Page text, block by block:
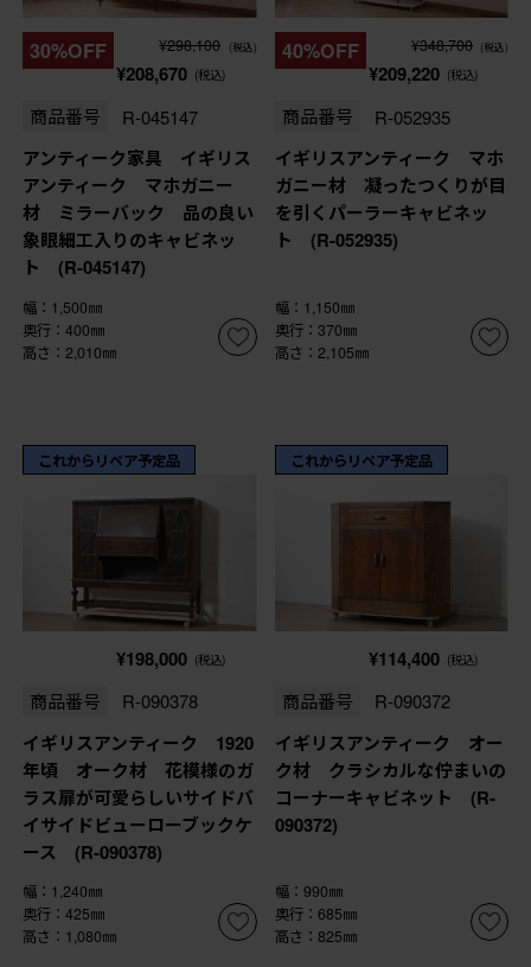
30%OFF ¥298,100 (税込)
¥208,670 (税込)
商品番号 R-045147
アンティーク家具 イギリス
アンティーク マホガニー
材 ミラーバック 品の良い
象眼細工入りのキャビネッ
ト (R-045147)
幅：1,500㎜
奥行：400㎜
高さ：2,010㎜
40%OFF ¥348,700 (税込)
¥209,220 (税込)
商品番号 R-052935
イギリスアンティーク マホ
ガニー材 凝ったつくりが目
を引くパーラーキャビネッ
ト (R-052935)
幅：1,150㎜
奥行：370㎜
高さ：2,105㎜
これからリペア予定品
¥198,000 (税込)
商品番号 R-090378
イギリスアンティーク 1920
年頃 オーク材 花模様のガ
ラス扉が可愛らしいサイドバ
イサイドビューローブックケ
ース (R-090378)
幅：1,240㎜
奥行：425㎜
高さ：1,080㎜
これからリペア予定品
¥114,400 (税込)
商品番号 R-090372
イギリスアンティーク オー
ク材 クラシカルな佇まいの
コーナーキャビネット (R-
090372)
幅：990㎜
奥行：685㎜
高さ：825㎜